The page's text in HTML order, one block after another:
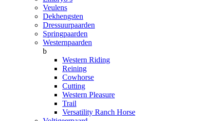
Veulens
Dekhengsten
Dressuurpaarden
Springpaarden
Westernpaarden
b
Western Riding
Reining
Cowhorse
Cutting
Western Pleasure
Trail
Versatility Ranch Horse